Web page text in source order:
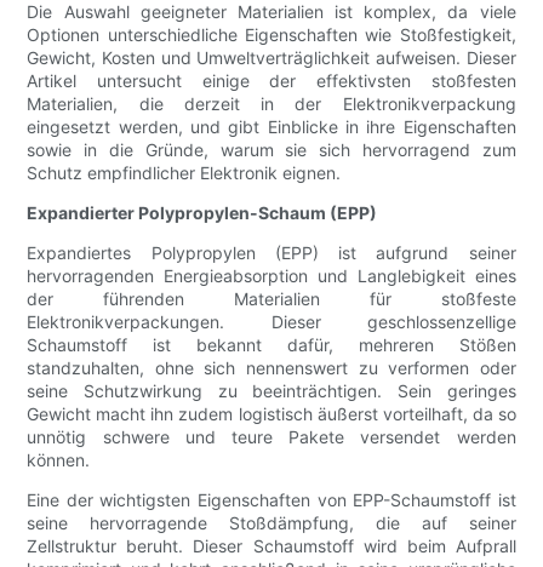
Die Auswahl geeigneter Materialien ist komplex, da viele
Optionen unterschiedliche Eigenschaften wie Stoßfestigkeit,
Gewicht, Kosten und Umweltverträglichkeit aufweisen. Dieser
Artikel untersucht einige der effektivsten stoßfesten
Materialien, die derzeit in der Elektronikverpackung
eingesetzt werden, und gibt Einblicke in ihre Eigenschaften
sowie in die Gründe, warum sie sich hervorragend zum
Schutz empfindlicher Elektronik eignen.
Expandierter Polypropylen-Schaum (EPP)
Expandiertes Polypropylen (EPP) ist aufgrund seiner
hervorragenden Energieabsorption und Langlebigkeit eines
der führenden Materialien für stoßfeste
Elektronikverpackungen. Dieser geschlossenzellige
Schaumstoff ist bekannt dafür, mehreren Stößen
standzuhalten, ohne sich nennenswert zu verformen oder
seine Schutzwirkung zu beeinträchtigen. Sein geringes
Gewicht macht ihn zudem logistisch äußerst vorteilhaft, da so
unnötig schwere und teure Pakete versendet werden
können.
Eine der wichtigsten Eigenschaften von EPP-Schaumstoff ist
seine hervorragende Stoßdämpfung, die auf seiner
Zellstruktur beruht. Dieser Schaumstoff wird beim Aufprall